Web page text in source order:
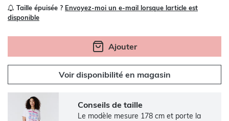
Taille épuisée ? Envoyez-moi un e-mail lorsque larticle est
disponible
Ajouter
Voir disponibilité en magasin
Conseils de taille
Le modèle mesure 178 cm et porte la